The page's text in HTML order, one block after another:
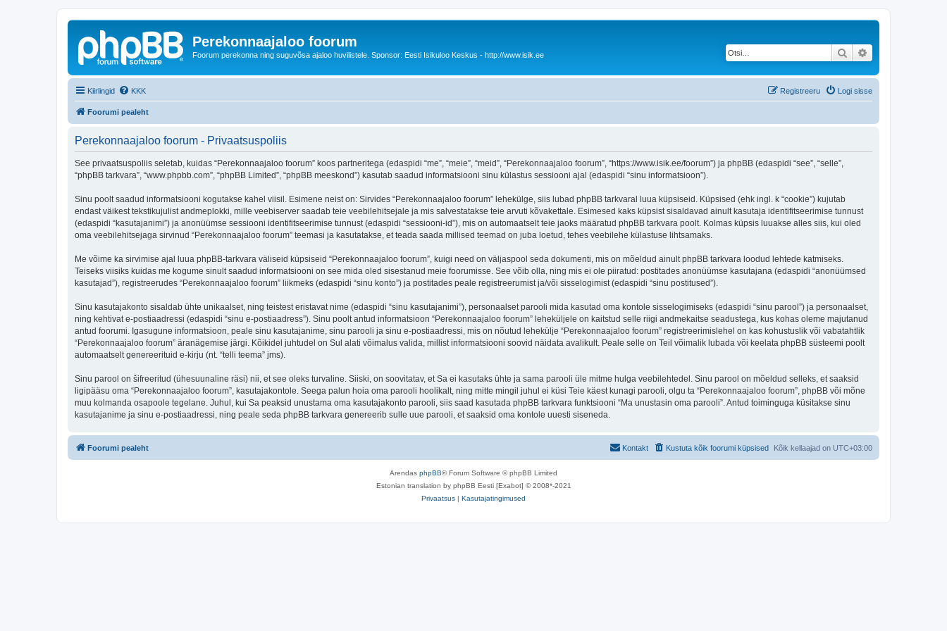
Perekonnaajaloo foorum
Foorum perekonna ning suguvõsa ajaloo huvilistele. Sponsor: Eesti Isikuloo Keskus - http://www.isik.ee Otsi
Kiirlingid KKK Logi sisse
Registreeru
Foorumi pealeht
Perekonnaajaloo foorum - Privaatsuspoliis
See privaatsuspoliis seletab, kuidas “Perekonnaajaloo foorum” koos partneritega (edaspidi “me”, “meie”, “meid”, “Perekonnaajaloo foorum”, “https://www.isik.ee/foorum”) ja phpBB (edaspidi “see”, “selle”,
“phpBB tarkvara”, “www.phpbb.com”, “phpBB Limited”, “phpBB meeskond”) kasutab saadud informatsiooni sinu külastus sessiooni ajal (edaspidi “sinu informatsioon”).
Sinu poolt saadud informatsiooni kogutakse kahel viisil. Esimene neist on: Sirvides “Perekonnaajaloo foorum” lehekülge, siis lubad phpBB tarkvaral luua küpsiseid. Küpsised (ehk ingl. k “cookie”) kujutab
endast väikest tekstikujulist andmeplokki, mille veebiserver saadab teie veebilehitsejale ja mis salvestatakse teie arvuti kõvakettale. Esimesed kaks küpsist sisaldavad ainult kasutaja identifitseerimise tunnust
(edaspidi “kasutajanimi”) ja anonüümse sessiooni identifitseerimise tunnust (edaspidi “sessiooni-id”), mis on automaatselt teie jaoks määratud phpBB tarkvara poolt. Kolmas küpsis luuakse alles siis, kui oled
oma veebilehitsejaga sirvinud “Perekonnaajaloo foorum” teemasi ja kasutatakse, et teada saada millised teemad on juba loetud, tehes veebilehe külastuse lihtsamaks.
Me võime ka sirvimise ajal luua phpBB-tarkvara väliseid küpsiseid “Perekonnaajaloo foorum”, kuigi need on väljaspool seda dokumenti, mis on mõeldud ainult phpBB tarkvara loodud lehtede katmiseks.
Teiseks viisiks kuidas me kogume sinult saadud informatsiooni on see mida oled sisestanud meie foorumisse. See võib olla, ning mis ei ole piiratud: postitades anonüümse kasutajana (edaspidi “anonüümsed
kasutajad”), registreerudes “Perekonnaajaloo foorum” liikmeks (edaspidi “sinu konto”) ja postitades peale registreerumist ja/või sisselogimist (edaspidi “sinu postitused”).
Sinu kasutajakonto sisaldab ühte unikaalset, ning teistest eristavat nime (edaspidi “sinu kasutajanimi”), personaalset parooli mida kasutad oma kontole sisselogimiseks (edaspidi “sinu parool”) ja personaalset,
ning kehtivat e-postiaadressi (edaspidi “sinu e-postiaadress”). Sinu poolt antud informatsioon “Perekonnaajaloo foorum” leheküljele on kaitstud selle riigi andmekaitse seadustega, kus kohas oleme majutanud
antud foorumi. Igasugune informatsioon, peale sinu kasutajanime, sinu parooli ja sinu e-postiaadressi, mis on nõutud lehekülje “Perekonnaajaloo foorum” registreerimislehel on kas kohustuslik või vabatahtlik
“Perekonnaajaloo foorum” äranägemise järgi. Kõikidel juhtudel on Sul alati võimalus valida, millist informatsiooni soovid näidata avalikult. Peale selle on Teil võimalik lubada või keelata phpBB süsteemi poolt
automaatselt genereerituid e-kirju (nt. “telli teema” jms).
Sinu parool on šifreeritud (ühesuunaline räsi) nii, et see oleks turvaline. Siiski, on soovitatav, et Sa ei kasutaks ühte ja sama parooli üle mitme hulga veebilehtedel. Sinu parool on mõeldud selleks, et saaksid
ligipääsu oma “Perekonnaajaloo foorum”, kasutajakontole. Seega palun hoia oma parooli hoolikalt, ning mitte mingil juhul ei küsi Teie käest kunagi parooli, olgu ta “Perekonnaajaloo foorum”, phpBB või mõne
muu kolmanda osapoole tegelane. Juhul, kui Sa peaksid unustama oma kasutajakonto parooli, siis saad kasutada phpBB tarkvara funktsiooni “Ma unustasin oma parooli”. Antud toiminguga küsitakse sinu
kasutajanime ja sinu e-postiaadressi, ning peale seda phpBB tarkvara genereerib sulle uue parooli, et saaksid oma kontole uuesti siseneda.
Foorumi pealeht Kõik kellaajad on UTC+03:00
Kustuta kõik foorumi küpsised
Kontakt
Arendas phpBB® Forum Software © phpBB Limited
Estonian translation by phpBB Eesti [Exabot] © 2008*-2021
Privaatsus | Kasutajatingimused